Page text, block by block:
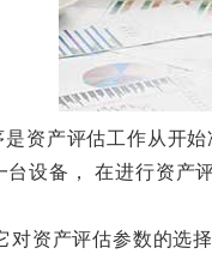
产评估工作从开始
设备， 在进行资
资产评估参数的选择